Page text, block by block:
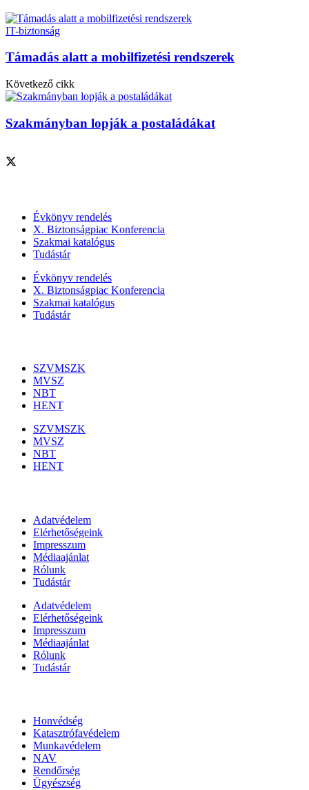
IT-biztonság
Támadás alatt a mobilfizetési rendszerek
Következő cikk
Szakmányban lopják a postaládákat
Évkönyv rendelés
X. Biztonságpiac Konferencia
Szakmai katalógus
Tudástár
Évkönyv rendelés
X. Biztonságpiac Konferencia
Szakmai katalógus
Tudástár
SZVMSZK
MVSZ
NBT
HENT
SZVMSZK
MVSZ
NBT
HENT
Adatvédelem
Elérhetőségeink
Impresszum
Médiaajánlat
Rólunk
Tudástár
Adatvédelem
Elérhetőségeink
Impresszum
Médiaajánlat
Rólunk
Tudástár
Honvédség
Katasztrófavédelem
Munkavédelem
NAV
Rendőrség
Ügyészség